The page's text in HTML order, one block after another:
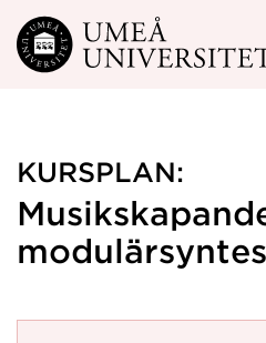
Hoppa direkt till
KURSPLAN: